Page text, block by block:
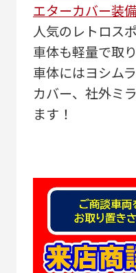
エターカバー装
人気のレトロス
車体も軽量で取
車体にはヨシム
カバー、社外ミ
ます！